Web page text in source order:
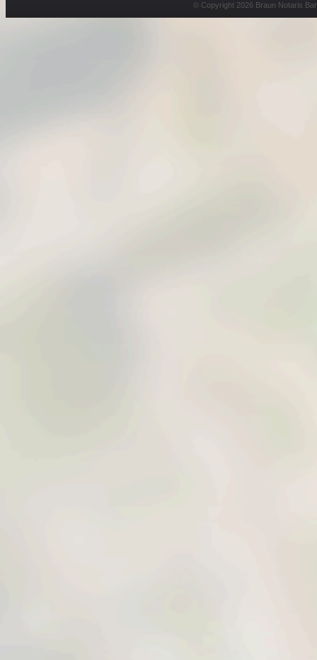
© Copyright 2026 Braun Notaris